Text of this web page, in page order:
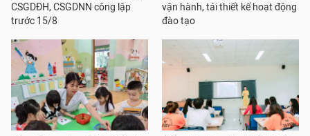
CSGDĐH, CSGDNN công lập
trước 15/8
vận hành, tái thiết kế hoạt động
đào tạo